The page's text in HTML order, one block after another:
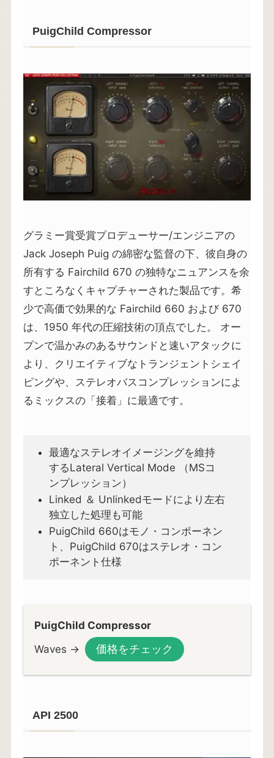
PuigChild Compressor
グラミー賞受賞プロデューサー/エンジニアの
Jack Joseph Puig の綿密な監督の下、彼自身の
所有する Fairchild 670 の独特なニュアンスを余
すところなくキャプチャーされた製品です。希
少で高価で効果的な Fairchild 660 および 670
は、1950 年代の圧縮技術の頂点でした。 オー
プンで温かみのあるサウンドと速いアタックに
より、クリエイティブなトランジェントシェイ
ピングや、ステレオバスコンプレッションによ
るミックスの「接着」に最適です。
最適なステレオイメージングを維持
するLateral Vertical Mode （MSコ
ンプレッション）
Linked ＆ Unlinkedモードにより左右
独立した処理も可能
PuigChild 660はモノ・コンポーネン
ト、PuigChild 670はステレオ・コン
ポーネント仕様
PuigChild Compressor
Waves →
価格をチェック
API 2500